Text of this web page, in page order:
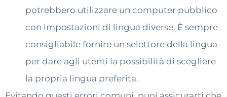
potrebbero utilizzare un computer pubblico
con impostazioni di lingua diverse. È sempre
consigliabile fornire un selettore della lingua
per dare agli utenti la possibilità di scegliere
la propria lingua preferita.